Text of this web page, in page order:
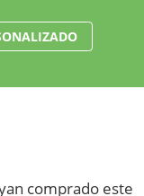
comprado este